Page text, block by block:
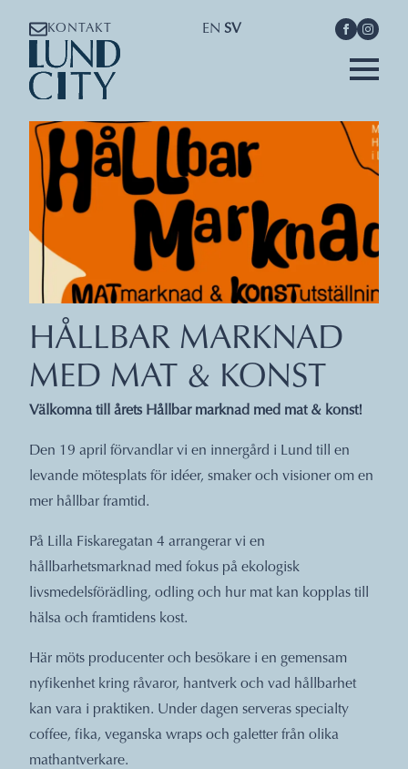
KONTAKT EN SV
HÅLLBAR MARKNAD
MED MAT & KONST
Välkomna till årets Hållbar marknad med mat & konst!
Den 19 april förvandlar vi en innergård i Lund till en
levande mötesplats för idéer, smaker och visioner om en
mer hållbar framtid.
På Lilla Fiskaregatan 4 arrangerar vi en
hållbarhetsmarknad med fokus på ekologisk
livsmedelsförädling, odling och hur mat kan kopplas till
hälsa och framtidens kost.
Här möts producenter och besökare i en gemensam
nyfikenhet kring råvaror, hantverk och vad hållbarhet
kan vara i praktiken. Under dagen serveras specialty
coffee, fika, veganska wraps och galetter från olika
mathantverkare.